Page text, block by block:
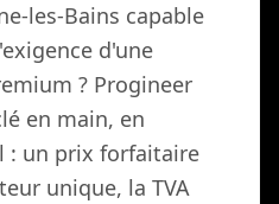
les-Bains capable
d'une
? Progineer
en main, en
: un prix forfaitaire
unique, la TVA